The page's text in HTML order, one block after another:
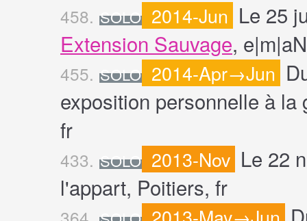
458. SOLO 2014-Jun Le 25
Extension Sauvage,
455. SOLO 2014-Apr→Jun
exposition personnelle à
fr
433. SOLO 2013-Nov Le 22
l'appart, Poitiers, fr